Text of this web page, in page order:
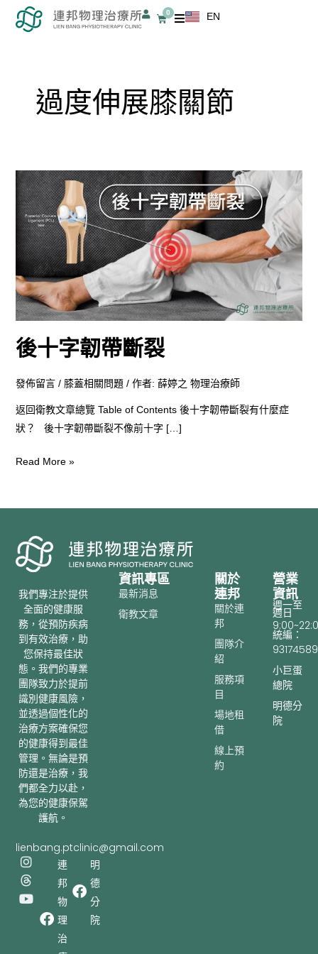
0
購
EN
過度伸展膝關節
後十字韌帶斷裂
發佈留言 / 膝蓋相關問題/ 作者: 薛婷之 物理治療師
返回衛教文章總覽 Table of Contents 後十字韌帶斷裂有什麼症
狀？ 後十字韌帶斷裂不像前十字 […]
後
十
字
韌
帶
裂
Read More »
我們專注於提供
全面的健康服
務，從預防疾病
到有效治療，助
您保持最佳狀
態。我們的專業
團隊致力於提前
識別健康風險，
並透過個性化的
治療方案確保您
的健康得到最佳
管理。無論是預
防還是治療，我
們都全力以赴，
為您的健康保駕
護航。
lienbang.ptclinic@gmail.com
I
n
s
t
T
h
r
e
Y
o
u
t
連
邦
物
理
治
明
德
分
院
營業
資訊
週一至
週日
統編：
93174589
小巨蛋
總院
明德分
院
關於
連邦
關於連
邦
團隊介
紹
服務項
目
場地租
借
線上預
約
資訊專區
最新消息
衛教文章